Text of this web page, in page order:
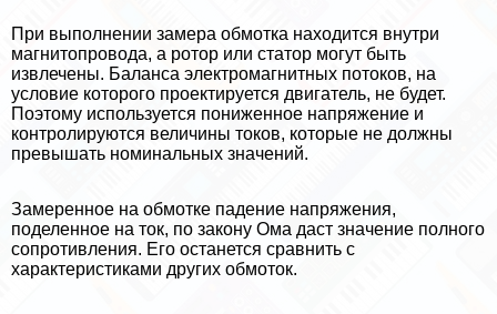
При выполнении замера обмотка находится внутри
магнитопровода, а ротор или статор могут быть
извлечены. Баланса электромагнитных потоков, на
условие которого проектируется двигатель, не будет.
Поэтому используется пониженное напряжение и
контролируются величины токов, которые не должны
превышать номинальных значений.
Замеренное на обмотке падение напряжения,
поделенное на ток, по закону Ома даст значение полного
сопротивления. Его останется сравнить с
хаpaктеристиками других обмоток.